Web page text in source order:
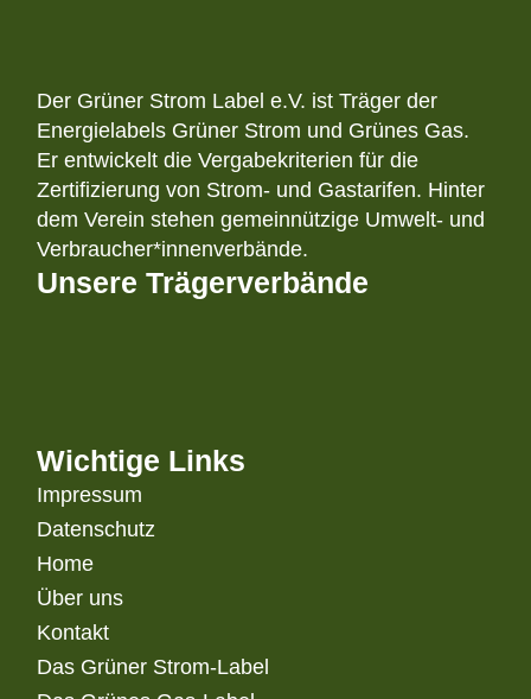
Der Grüner Strom Label e.V. ist Träger der
Energielabels Grüner Strom und Grünes Gas.
Er entwickelt die Vergabekriterien für die
Zertifizierung von Strom- und Gastarifen. Hinter
dem Verein stehen gemeinnützige Umwelt- und
Verbraucher*innenverbände.
Unsere Trägerverbände
Wichtige Links
Impressum
Datenschutz
Home
Über uns
Kontakt
Das Grüner Strom-Label